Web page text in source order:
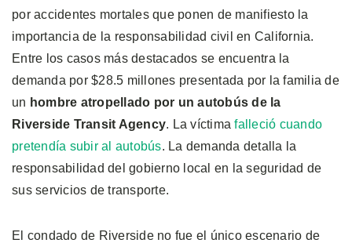
por accidentes mortales que ponen de manifiesto la
importancia de la responsabilidad civil en California.
Entre los casos más destacados se encuentra la
demanda por $28.5 millones presentada por la familia de
un hombre atropellado por un autobús de la
Riverside Transit Agency. La víctimafalleció cuando
pretendía subir al autobús. La demanda detalla la
responsabilidad del gobierno local en la seguridad de
sus servicios de transporte.
El condado de Riverside no fue el único escenario de